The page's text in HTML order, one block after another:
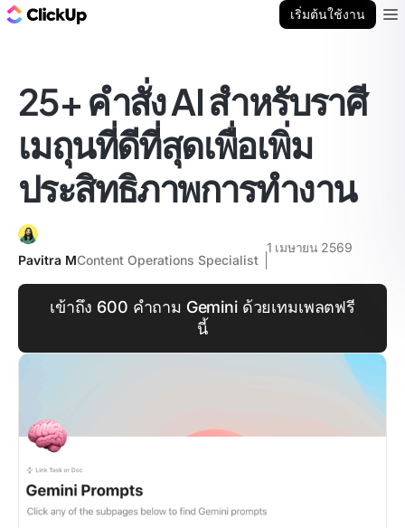
เริ่มต้นใช้งาน
25+ คำสั่ง AI สำหรับราศี
เมถุนที่ดีที่สุดเพื่อเพิ่ม
ประสิทธิภาพการทำงาน
Pavitra MContent Operations Specialist
1 เมษายน 2569
เข้าถึง 600 คำถาม Gemini ด้วยเทมเพลตฟรี
นี้